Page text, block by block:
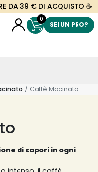
DA 39 € DI ACQUISTO ☕
0
SEI UN PRO?
Caffè Macinato
di sapori in ogni